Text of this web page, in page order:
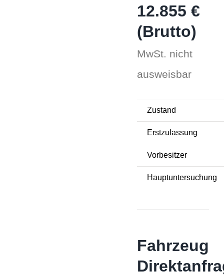
12.855 €
(Brutto)
MwSt. nicht
ausweisbar
Zustand
Erstzulassung
Vorbesitzer
Hauptuntersuchung
Fahrzeug